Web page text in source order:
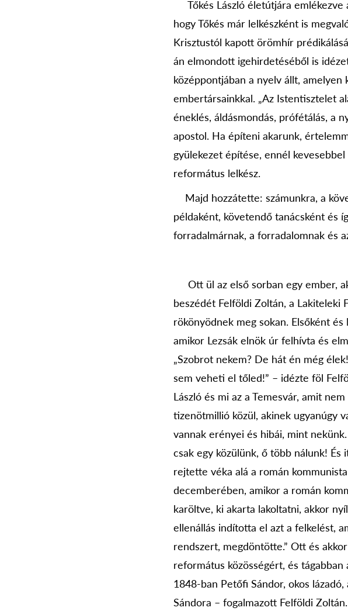
Tőkés László életútjára emlékezve
hogy Tőkés már lelkészként is
Krisztustól kapott örömhír
án elmondott igehirdetéséből is
középpontjában a nyelv állt,
embertársainkkal. „Az Istentisztelet
éneklés, áldásmondás, prófétálás, a
apostol. Ha építeni akarunk,
gyülekezet építése, ennél
református lelkész.
Majd hozzátette: számunkra, a
példaként, követendő tanácsként és
forradalmárnak, a forradalomnak és
Ott ül az első sorban egy ember,
beszédét Felföldi Zoltán, a Lakiteleki
rökönyödnek meg sokan. Elsőként
amikor Lezsák elnök úr felhívta és
„Szobrot nekem? De hát én még
sem veheti el tőled!” – idézte föl
László és mi az a Temesvár, amit
tizenötmillió közül, akinek ugyanúgy
vannak erényei és hibái, mint
csak egy közülünk, ő több nálunk! És
rejtette véka alá a román
decemberében, amikor a román
karöltve, ki akarta lakoltatni, akkor
ellenállás indította el azt a felkelést,
rendszert, megdöntötte.” Ott és
református közösségért, és
1848-ban Petőfi Sándor, okos
Sándora – fogalmazott Felföldi Zoltán.